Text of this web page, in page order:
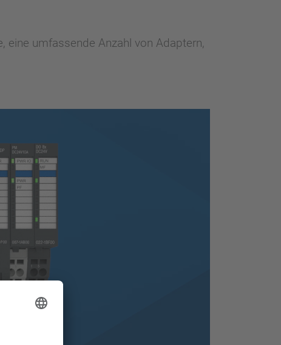
eine umfassende Anzahl von Adaptern,